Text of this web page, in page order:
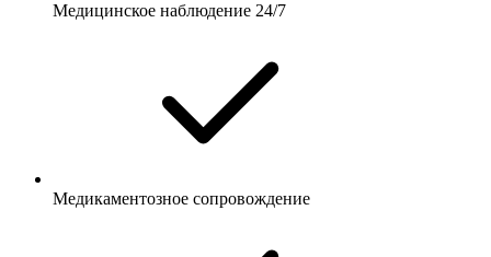
Медицинское наблюдение 24/7
Медикаментозное сопровождение